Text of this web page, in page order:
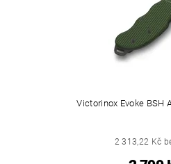
Victorinox Evoke BSH
2 313,22 Kč